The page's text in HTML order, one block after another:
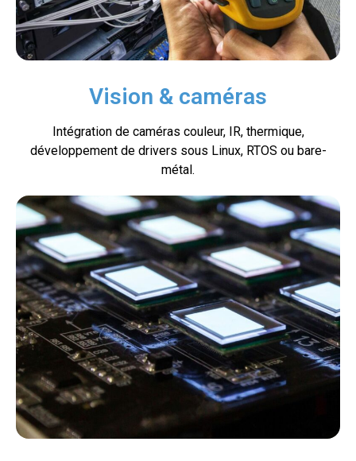
Vision & caméras
Intégration de caméras couleur, IR, thermique,
développement de drivers sous Linux, RTOS ou bare-
métal.